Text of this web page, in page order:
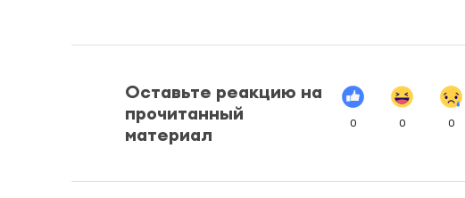
Оставьте реакцию на
прочитанный
материал
0 0 0